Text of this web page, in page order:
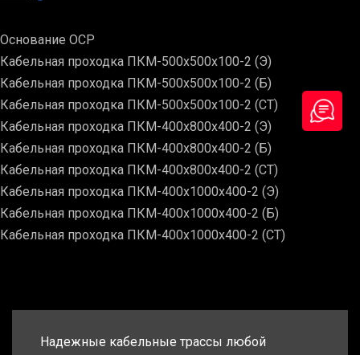
Основание ОСР
Кабельная проходка ПКМ-500х500х100-2 (Э)
Кабельная проходка ПКМ-500х500х100-2 (Б)
Кабельная проходка ПКМ-500х500х100-2 (СТ)
Кабельная проходка ПКМ-400х800х400-2 (Э)
Кабельная проходка ПКМ-400х800х400-2 (Б)
Кабельная проходка ПКМ-400х800х400-2 (СТ)
Кабельная проходка ПКМ-400х1000х400-2 (Э)
Кабельная проходка ПКМ-400х1000х400-2 (Б)
Кабельная проходка ПКМ-400х1000х400-2 (СТ)
Надежные кабельные трассы любой